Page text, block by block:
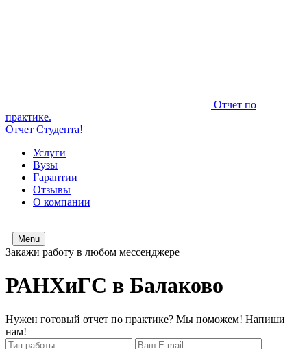
Отчет по
практике.
Отчет Студента!
Услуги
Вузы
Гарантии
Отзывы
О компании
Menu
Закажи работу в любом мессенджере
РАНХиГС в Балаково
Нужен готовый отчет по практике? Мы поможем! Напиши
нам!